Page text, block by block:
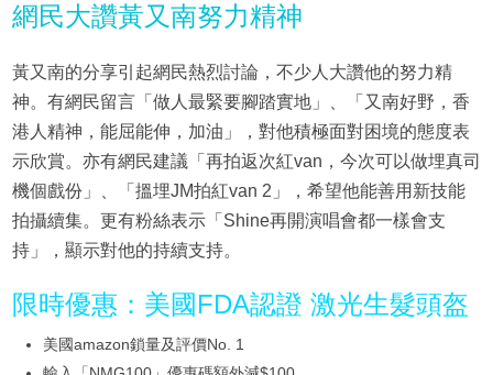
網民大讚黃又南努力精神
黃又南的分享引起網民熱烈討論，不少人大讚他的努力精
神。有網民留言「做人最緊要腳踏實地」、「又南好野，香
港人精神，能屈能伸，加油」，對他積極面對困境的態度表
示欣賞。亦有網民建議「再拍返次紅van，今次可以做埋真司
機個戲份」、「搵埋JM拍紅van 2」，希望他能善用新技能
拍攝續集。更有粉絲表示「Shine再開演唱會都一樣會支
持」，顯示對他的持續支持。
限時優惠：美國FDA認證 激光生髮頭盔
美國amazon鎖量及評價No. 1